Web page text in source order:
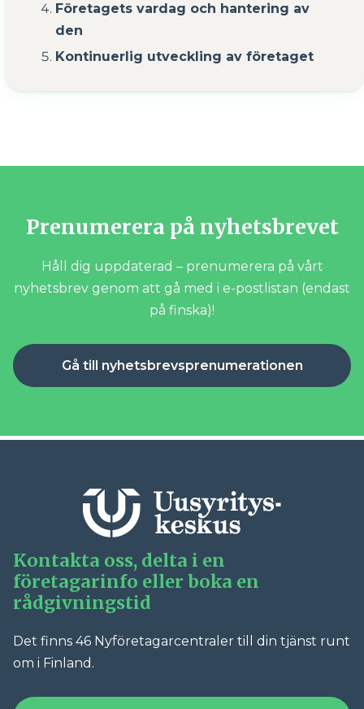
Företagets vardag och hantering av
den
Kontinuerlig utveckling av företaget
Prenumerera på nyhetsbrevet
Håll dig uppdaterad – prenumerera på vårt
nyhetsbrev genom att gå med i e-postlistan (endast
på finska)!
Gå till nyhetsbrevsprenumerationen
Kontakta oss, delta i en
företagarinfo eller boka en
rådgivningstid
Det finns 46 Nyföretagarcentraler till din tjänst runt
om i Finland.